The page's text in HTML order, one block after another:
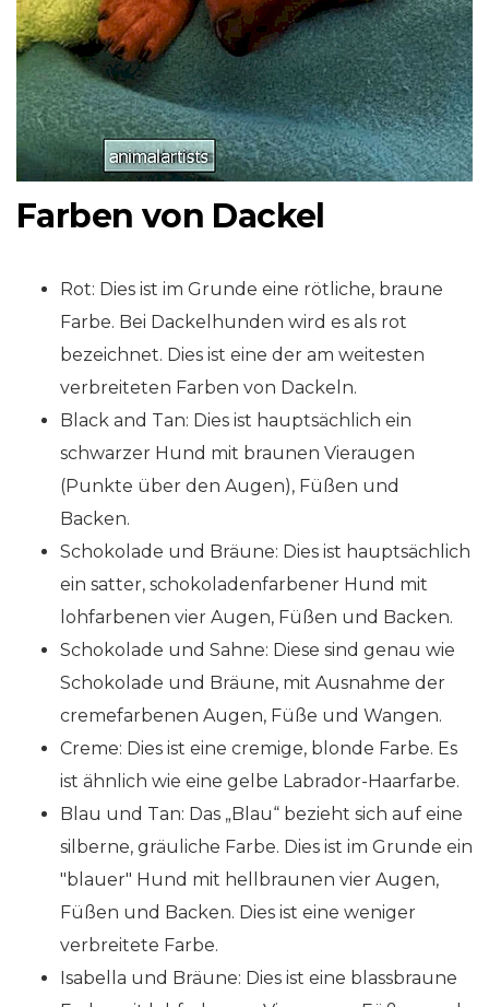
Farben von Dackel
Rot: Dies ist im Grunde eine rötliche, braune
Farbe. Bei Dackelhunden wird es als rot
bezeichnet. Dies ist eine der am weitesten
verbreiteten Farben von Dackeln.
Black and Tan: Dies ist hauptsächlich ein
schwarzer Hund mit braunen Vieraugen
(Punkte über den Augen), Füßen und
Backen.
Schokolade und Bräune: Dies ist hauptsächlich
ein satter, schokoladenfarbener Hund mit
lohfarbenen vier Augen, Füßen und Backen.
Schokolade und Sahne: Diese sind genau wie
Schokolade und Bräune, mit Ausnahme der
cremefarbenen Augen, Füße und Wangen.
Creme: Dies ist eine cremige, blonde Farbe. Es
ist ähnlich wie eine gelbe Labrador-Haarfarbe.
Blau und Tan: Das „Blau“ bezieht sich auf eine
silberne, gräuliche Farbe. Dies ist im Grunde ein
"blauer" Hund mit hellbraunen vier Augen,
Füßen und Backen. Dies ist eine weniger
verbreitete Farbe.
Isabella und Bräune: Dies ist eine blassbraune